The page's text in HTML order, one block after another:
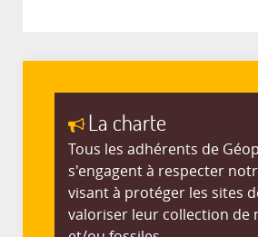
La charte
Tous les adhérents de
s'engagent à respecter
visant à protéger les sites
valoriser leur collection de